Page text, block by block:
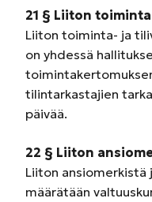
21 § Liiton
Liiton toiminta- ja
on yhdessä
tilintarkastajien
päivää.
22 § Liiton
Liiton ansiomerkistä
määrätään